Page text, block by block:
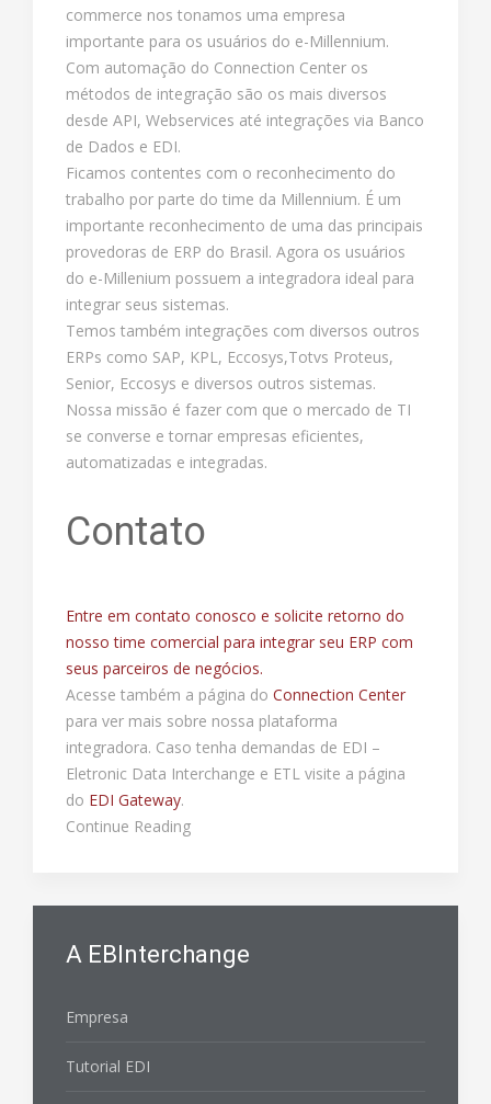
commerce nos tonamos uma empresa
importante para os usuários do e-Millennium.
Com automação do Connection Center os
métodos de integração são os mais diversos
desde API, Webservices até integrações via Banco
de Dados e EDI.
Ficamos contentes com o reconhecimento do
trabalho por parte do time da Millennium. É um
importante reconhecimento de uma das principais
provedoras de ERP do Brasil. Agora os usuários
do e-Millenium possuem a integradora ideal para
integrar seus sistemas.
Temos também integrações com diversos outros
ERPs como SAP, KPL, Eccosys,Totvs Proteus,
Senior, Eccosys e diversos outros sistemas.
Nossa missão é fazer com que o mercado de TI
se converse e tornar empresas eficientes,
automatizadas e integradas.
Contato
Entre em contato conosco e solicite retorno do
nosso time comercial para integrar seu ERP com
seus parceiros de negócios.
Acesse também a página do Connection Center
para ver mais sobre nossa plataforma
integradora. Caso tenha demandas de EDI –
Eletronic Data Interchange e ETL visite a página
do EDI Gateway.
Continue Reading
A EBInterchange
Empresa
Tutorial EDI